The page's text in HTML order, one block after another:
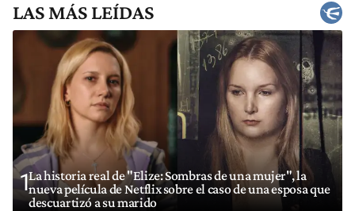
LAS MÁS LEÍDAS
1La historia real de "Elize: Sombras de una mujer", la
nueva película de Netflix sobre el caso de una esposa que
descuartizó a su marido